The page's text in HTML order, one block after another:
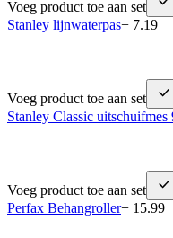
Voeg product toe aan set
Stanley lijnwaterpas+ 7.19
Voeg product toe aan set
Stanley Classic
Voeg product toe aan set
Perfax Behangroller+ 15.99